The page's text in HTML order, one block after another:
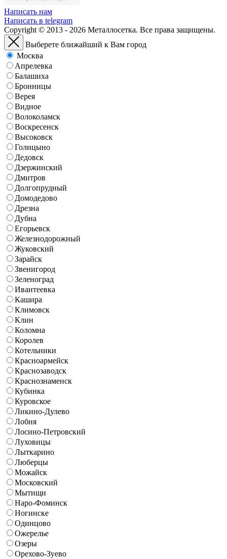
Написать нам
Написать в telegram
Copyright © 2013 - 2026 Металлосетка. Все права защищены.
Выберете ближайший к Вам город
Москва
Апрелевка
Балашиха
Бронницы
Верея
Видное
Волоколамск
Воскресенск
Высоковск
Голицыно
Дедовск
Дзержинский
Дмитров
Долгопрудный
Домодедово
Дрезна
Дубна
Егорьевск
Железнодорожный
Жуковский
Зарайск
Звенигород
Зеленоград
Ивантеевка
Кашира
Климовск
Клин
Коломна
Королев
Котельники
Красноармейск
Краснозаводск
Краснознаменск
Кубинка
Куровское
Ликино-Дулево
Лобня
Лосино-Петровский
Луховицы
Лыткарино
Люберцы
Можайск
Московский
Мытищи
Наро-Фоминск
Ногинске
Одинцово
Ожерелье
Озеры
Орехово-Зуево